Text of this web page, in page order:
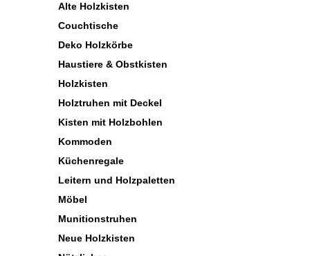
Alte Holzkisten
Couchtische
Deko Holzkörbe
Haustiere & Obstkisten
Holzkisten
Holztruhen mit Deckel
Kisten mit Holzbohlen
Kommoden
Küchenregale
Leitern und Holzpaletten
Möbel
Munitionstruhen
Neue Holzkisten